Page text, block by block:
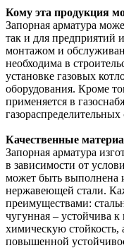
Кому эта продукция
Запорная арматура
так и для предприятий
монтажом и
необходима в
установке газовых
оборудования. Кроме
применяется в
Качественные
Запорная арматура
в зависимости от
может быть выполнена
нержавеющей стали.
преимуществами:
чугунная – устойчива
химическую стойкость,
повышенной